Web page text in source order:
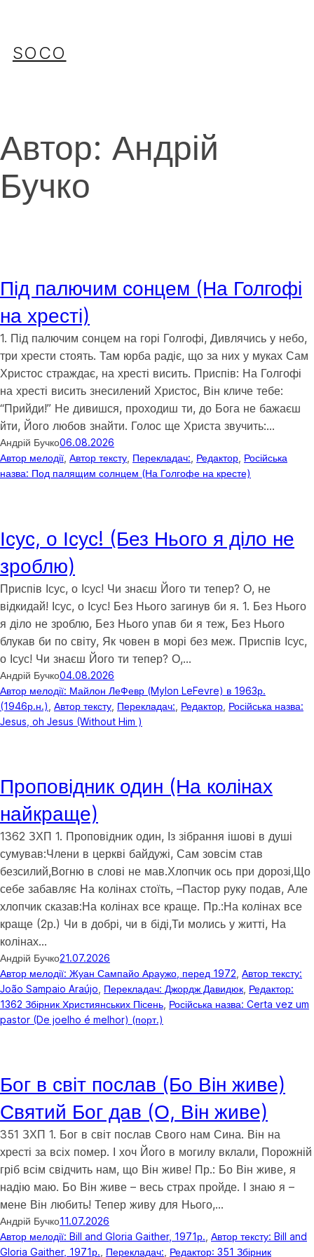
SOCO
Автор: Андрій
Бучко
Під палючим сонцем (На Голгофі
на хресті)
1. Під палючим сонцем на горі Голгофі, Дивлячись у небо,
три хрести стоять. Там юрба радіє, що за них у муках Сам
Христос страждає, на хресті висить. Приспів: На Голгофі
на хресті висить знесилений Христос, Він кличе тебе:
“Прийди!” Не дивишся, проходиш ти, до Бога не бажаєш
йти, Його любов знайти. Голос ще Христа звучить:…
Андрій Бучко06.08.2026
Автор мелодії Автор тексту Перекладач: Редактор Російська
назва: Под палящим солнцем (На Голгофе на кресте)
Ісус, о Ісус! (Без Нього я діло не
зроблю)
Приспів Ісус, о Ісус! Чи знаєш Його ти тепер? О, не
відкидай! Ісус, о Ісус! Без Нього загинув би я. 1. Без Нього
я діло не зроблю, Без Нього упав би я теж, Без Нього
блукав би по світу, Як човен в морі без меж. Приспів Ісус,
о Ісус! Чи знаєш Його ти тепер? О,…
Андрій Бучко04.08.2026
Автор мелодії: Майлон ЛеФевр (Mylon LeFevre) в 1963р.
(1946р.н.) Автор тексту Перекладач: Редактор Російська назва:
Jesus, oh Jesus (Without Him )
Проповідник один (На колінах
найкраще)
1362 ЗХП 1. Проповідник один, Із зібрання ішові в душі
сумував:Члени в церкві байдужі, Сам зовсім став
безсилий,Вогню в слові не мав.Хлопчик ось при дорозі,Що
себе забавляє На колінах стоїть, –Пастор руку подав, Але
хлопчик сказав:На колінах все краще. Пр.:На колінах все
краще (2р.) Чи в добрі, чи в біді,Ти молись у житті, На
колінах…
Андрій Бучко21.07.2026
Автор мелодії: Жуан Сампайо Араужо, перед 1972 Автор тексту:
João Sampaio Araújo Перекладач: Джордж Давидюк Редактор:
1362 Збірник Християнських Пісень Російська назва: Certa vez um
pastor (De joelho é melhor) (порт.)
Бог в світ послав (Бо Він живе)
Святий Бог дав (О, Він живе)
351 ЗХП 1. Бог в світ послав Свого нам Сина. Він на
хресті за всіх помер. І хоч Його в могилу вклали, Порожній
гріб всім свідчить нам, що Він живе! Пр.: Бо Він живе, я
надію маю. Бо Він живе – весь страх пройде. І знаю я –
мене Він любить! Тепер живу для Нього,…
Андрій Бучко11.07.2026
Автор мелодії: Bill and Gloria Gaither, 1971р. Автор тексту: Bill and
Gloria Gaither, 1971р. Перекладач: Редактор: 351 Збірник